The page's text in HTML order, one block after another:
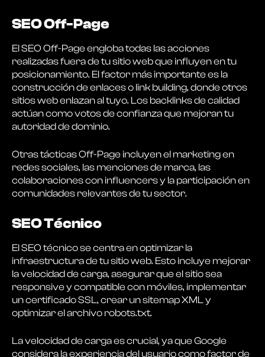
SEO Off-Page
El SEO Off-Page engloba todas las acciones
realizadas fuera de tu sitio web que influyen en tu
posicionamiento. El factor más importante es la
construcción de enlaces o link building, donde otros
sitios web enlazan al tuyo. Los backlinks de calidad
actúan como votos de confianza que mejoran tu
autoridad de dominio.
Otras tácticas Off-Page incluyen el marketing en
redes sociales, las menciones de marca, las
colaboraciones con influencers y la participación en
comunidades relevantes de tu sector.
SEO Técnico
El SEO técnico se centra en optimizar la
infraestructura de tu sitio web. Esto incluye mejorar
la velocidad de carga, asegurar que el sitio sea
responsive y compatible con móviles, implementar
un certificado SSL, crear un sitemap XML y
optimizar el archivo robots.txt.
La velocidad de carga es crucial, ya que Google
considera la experiencia del usuario como factor de